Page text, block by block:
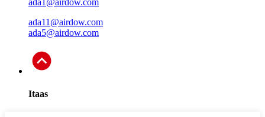
ada11@airdow.com
ada5@airdow.com
Itaas